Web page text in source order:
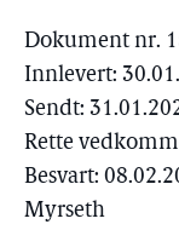
Dokument nr.
Innlevert:
Sendt:
Rette
Besvart:
Myrseth